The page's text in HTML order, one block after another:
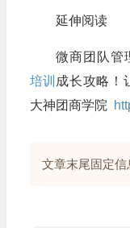
延伸阅读
微商团队管
培训 成长攻略！
大神团商学院
文章末尾固定信